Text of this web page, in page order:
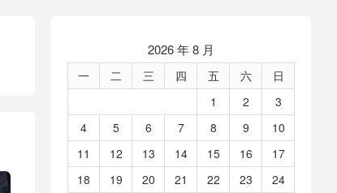
2026 年 8 月
一 二 三 四 五 六
日
1
2
3
4
5 6 7 8 9
10
11
12 13 14 15 16
17
18
19 20 21 22 23
24